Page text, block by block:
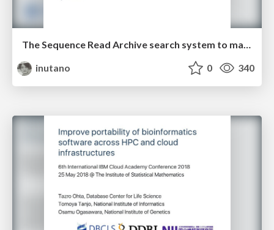
inutano
0 340